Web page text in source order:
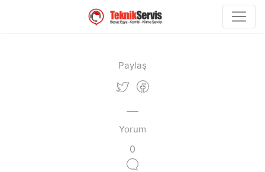
Paylaş
Yorum
0